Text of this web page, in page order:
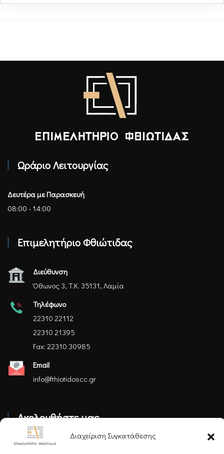
Διαχείριση Συγκατάθεσης
Ωράριο Λειτουργίας
Δευτέρα με Παρασκευή
08:00 - 14:00
Επιμελητήριο Φθιώτιδας
Διεύθυνση
Όθωνος 3, Τ.Κ. 35131, Λαμία
Τηλέφωνο
22310 22112
22310 21395
Fax: 22310 30985
Email
info@fthiotidoscc.gr
Ακολουθήστε μας